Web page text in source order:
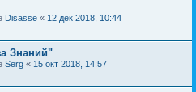
Disasse « 12 дек 2018, 10:44
Знаний"
Serg « 15 окт 2018, 14:57